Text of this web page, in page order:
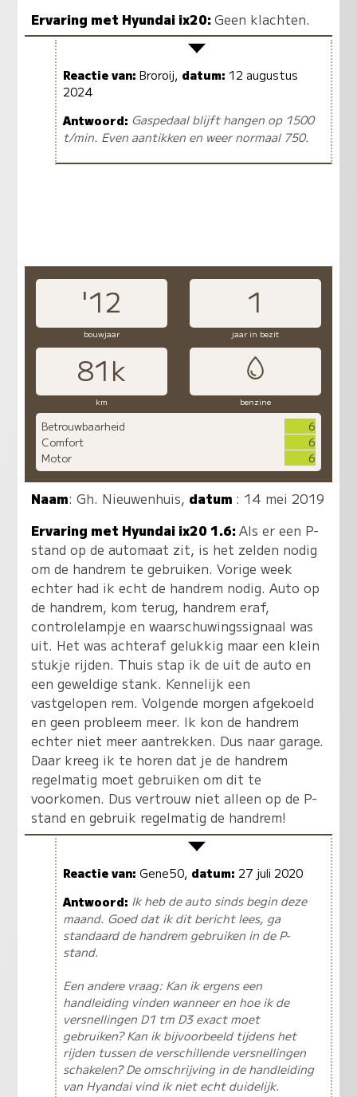
Ervaring met Hyundai ix20:Geen klachten.
Reactie van: Broroij, datum: 12 augustus
2024
Antwoord: Gaspedaal blijft hangen op 1500
t/min. Even aantikken en weer normaal 750.
'12 1
bouwjaar jaar in bezit
81k
km benzine
Betrouwbaarheid
6
Comfort
6
Motor
6
Naam:Gh. Nieuwenhuis, datum : 14 mei 2019
Ervaring met Hyundai ix20 1.6:Als er een P-
stand op de automaat zit, is het zelden nodig
om de handrem te gebruiken. Vorige week
echter had ik echt de handrem nodig. Auto op
de handrem, kom terug, handrem eraf,
controlelampje en waarschuwingssignaal was
uit. Het was achteraf gelukkig maar een klein
stukje rijden. Thuis stap ik de uit de auto en
een geweldige stank. Kennelijk een
vastgelopen rem. Volgende morgen afgekoeld
en geen probleem meer. Ik kon de handrem
echter niet meer aantrekken. Dus naar garage.
Daar kreeg ik te horen dat je de handrem
regelmatig moet gebruiken om dit te
voorkomen. Dus vertrouw niet alleen op de P-
stand en gebruik regelmatig de handrem!
Reactie van: Gene50, datum: 27 juli 2020
Antwoord: Ik heb de auto sinds begin deze
maand. Goed dat ik dit bericht lees, ga
standaard de handrem gebruiken in de P-
stand.
Een andere vraag: Kan ik ergens een
handleiding vinden wanneer en hoe ik de
versnellingen D1 tm D3 exact moet
gebruiken? Kan ik bijvoorbeeld tijdens het
rijden tussen de verschillende versnellingen
schakelen? De omschrijving in de handleiding
van Hyandai vind ik niet echt duidelijk.